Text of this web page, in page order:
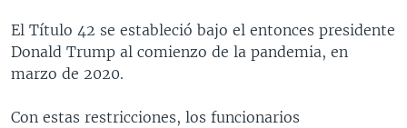
El Título 42 se estableció bajo el entonces presidente
Donald Trump al comienzo de la pandemia, en
marzo de 2020.
Con estas restricciones, los funcionarios